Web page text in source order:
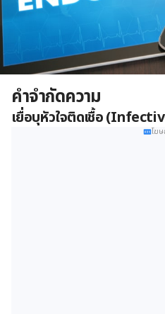
คำจำกัดความ
เยื่อบุหัวใจติดเชื้อ (
โฆ